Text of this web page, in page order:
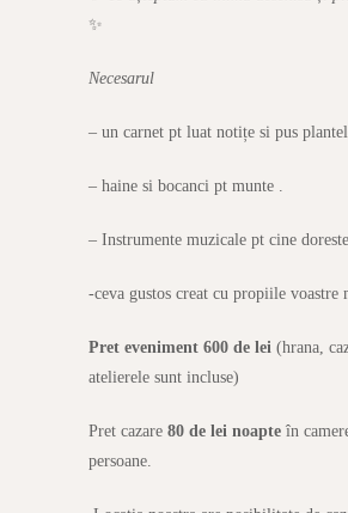
✨
Necesarul
– un carnet pt luat notițe si pus
– haine si bocanci pt munte .
– Instrumente muzicale pt cine doreste
-ceva gustos creat cu propiile voastre
Pret eveniment 600 de lei (hrana,
atelierele sunt incluse)
Pret cazare 80 de lei noapte în
persoane.